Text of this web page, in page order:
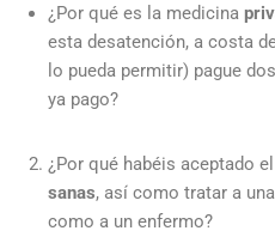
¿Por qué es la medicina
esta desatención, a costa
lo pueda permitir) pague
ya pago?
¿Por qué habéis aceptado
sanas, así como tratar a
como a un enfermo?